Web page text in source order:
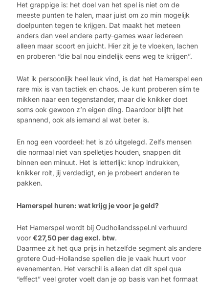
Het grappige is: het doel van het spel is niet om de
meeste punten te halen, maar juist om zo min mogelijk
doelpunten tegen te krijgen. Dat maakt het meteen
anders dan veel andere party-games waar iedereen
alleen maar scoort en juicht. Hier zit je te vloeken, lachen
en proberen “die bal nou eindelijk eens weg te krijgen”.
Wat ik persoonlijk heel leuk vind, is dat het Hamerspel een
rare mix is van tactiek en chaos. Je kunt proberen slim te
mikken naar een tegenstander, maar die knikker doet
soms ook gewoon z’n eigen ding. Daardoor blijft het
spannend, ook als iemand al wat beter is.
En nog een voordeel: het is zó uitgelegd. Zelfs mensen
die normaal niet van spelletjes houden, snappen dit
binnen een minuut. Het is letterlijk: knop indrukken,
knikker rolt, jij verdedigt, en je probeert anderen te
pakken.
Hamerspel huren: wat krijg je voor je geld?
Het Hamerspel wordt bij Oudhollandsspel.nl verhuurd
voor €27,50 per dag excl. btw.
Daarmee zit het qua prijs in hetzelfde segment als andere
grotere Oud-Hollandse spellen die je vaak huurt voor
evenementen. Het verschil is alleen dat dit spel qua
“effect” veel groter voelt dan je op basis van het formaat